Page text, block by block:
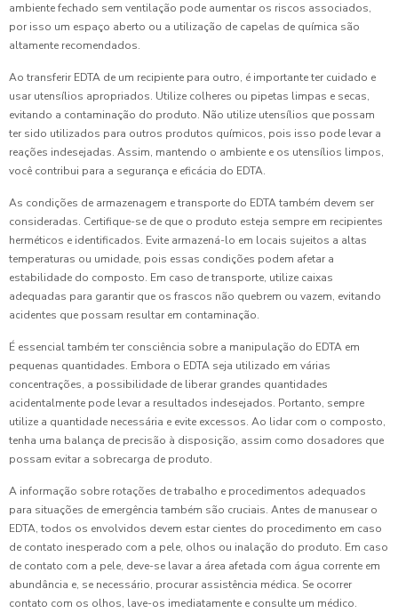
ambiente fechado sem ventilação pode aumentar os riscos associados,
por isso um espaço aberto ou a utilização de capelas de química são
altamente recomendados.
Ao transferir EDTA de um recipiente para outro, é importante ter cuidado e
usar utensílios apropriados. Utilize colheres ou pipetas limpas e secas,
evitando a contaminação do produto. Não utilize utensílios que possam
ter sido utilizados para outros produtos químicos, pois isso pode levar a
reações indesejadas. Assim, mantendo o ambiente e os utensílios limpos,
você contribui para a segurança e eficácia do EDTA.
As condições de armazenagem e transporte do EDTA também devem ser
consideradas. Certifique-se de que o produto esteja sempre em recipientes
herméticos e identificados. Evite armazená-lo em locais sujeitos a altas
temperaturas ou umidade, pois essas condições podem afetar a
estabilidade do composto. Em caso de transporte, utilize caixas
adequadas para garantir que os frascos não quebrem ou vazem, evitando
acidentes que possam resultar em contaminação.
É essencial também ter consciência sobre a manipulação do EDTA em
pequenas quantidades. Embora o EDTA seja utilizado em várias
concentrações, a possibilidade de liberar grandes quantidades
acidentalmente pode levar a resultados indesejados. Portanto, sempre
utilize a quantidade necessária e evite excessos. Ao lidar com o composto,
tenha uma balança de precisão à disposição, assim como dosadores que
possam evitar a sobrecarga de produto.
A informação sobre rotações de trabalho e procedimentos adequados
para situações de emergência também são cruciais. Antes de manusear o
EDTA, todos os envolvidos devem estar cientes do procedimento em caso
de contato inesperado com a pele, olhos ou inalação do produto. Em caso
de contato com a pele, deve-se lavar a área afetada com água corrente em
abundância e, se necessário, procurar assistência médica. Se ocorrer
contato com os olhos, lave-os imediatamente e consulte um médico.